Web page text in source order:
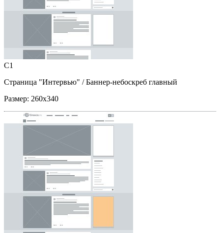
C1
Страница "Интервью" / Баннер-небоскреб главный
Размер: 260x340